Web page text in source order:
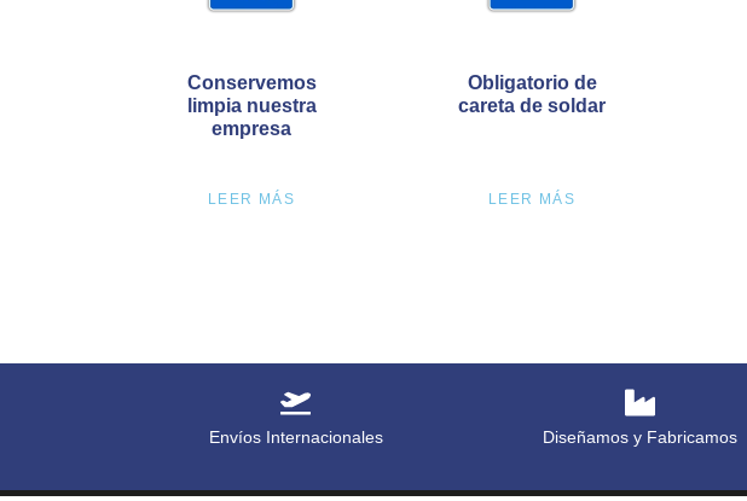
Conservemos
limpia nuestra
empresa
LEER MÁS
Obligatorio de
careta de soldar
LEER MÁS
Envíos Internacionales Diseñamos y Fabricamos